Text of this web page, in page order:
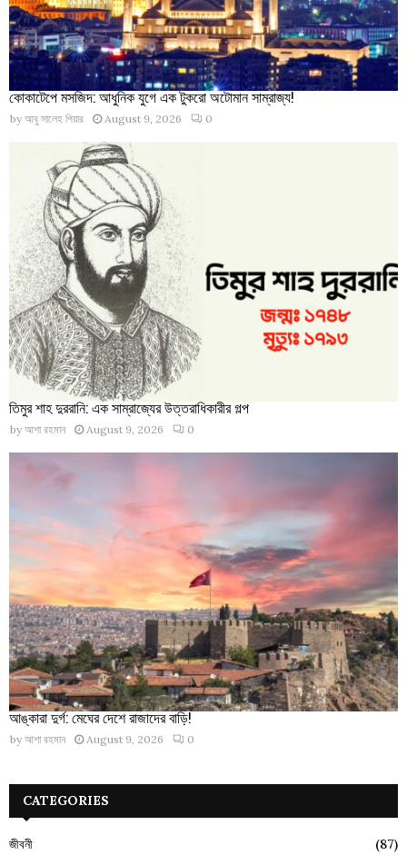
কোকাটেপে মসজিদ: আধুনিক যুগে এক টুকরো অটোমান সাম্রাজ্য!
by আবু সালেহ পিয়ার August 9, 2026 0
তিমুর শাহ দুররানি: এক সাম্রাজ্যের উত্তরাধিকারীর গল্প
by আশা রহমান August 9, 2026 0
আঙ্কারা দুর্গ: মেঘের দেশে রাজাদের বাড়ি!
by আশা রহমান August 9, 2026 0
CATEGORIES
জীবনী
(87)